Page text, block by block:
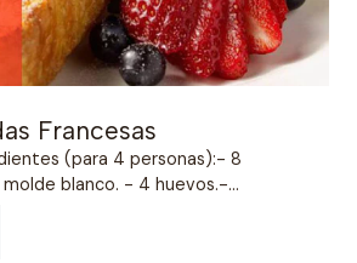
Francesas
(para 4 personas):- 8
blanco. - 4 huevos.-...